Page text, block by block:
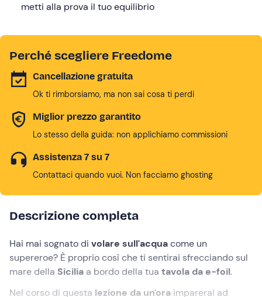
metti alla prova il tuo equilibrio
Perché scegliere Freedome
Cancellazione gratuita
Ok ti rimborsiamo, ma non sai cosa ti perdi
Miglior prezzo garantito
Lo stesso della guida: non applichiamo commissioni
Assistenza 7 su 7
Contattaci quando vuoi. Non facciamo ghosting
Descrizione completa
Hai mai sognato di volare sull'acquacome un
supereroe? È proprio così che ti sentirai sfrecciando sul
mare della Sicilia a bordo della tua tavola da e-foil.
Nel corso di questa lezione da un'ora imparerai ad